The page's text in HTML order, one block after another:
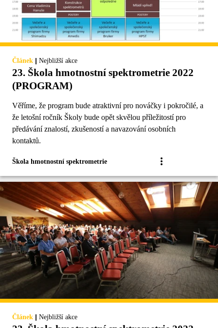
Článek | Nejbližší akce
23. Škola hmotnostní spektrometrie 2022
(PROGRAM)
Věříme, že program bude atraktivní pro nováčky i pokročilé, a
že letošní ročník Školy bude opět skvělou příležitostí pro
předávání znalostí, zkušeností a navazování osobních
kontaktů.
Škola hmotnostní spektrometrie
Článek | Nejbližší akce